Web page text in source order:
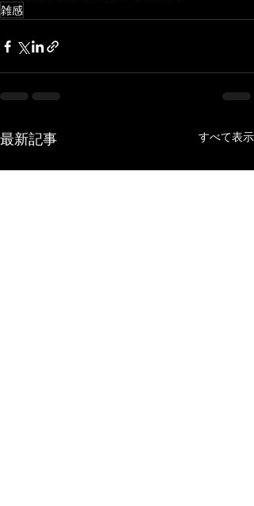
雑感
最新記事 すべて表示